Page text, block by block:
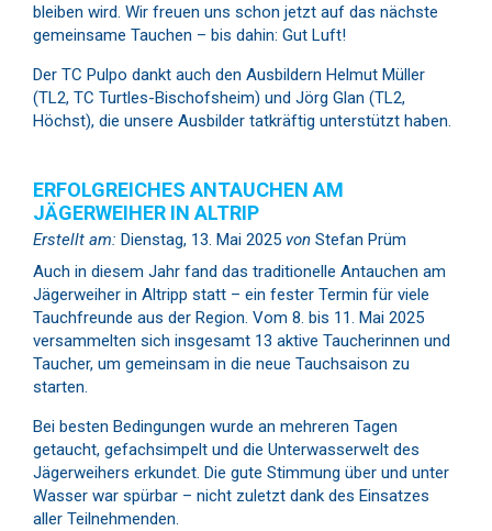
bleiben wird. Wir freuen uns schon jetzt auf das nächste
gemeinsame Tauchen – bis dahin: Gut Luft!
Der TC Pulpo dankt auch den Ausbildern Helmut Müller
(TL2, TC Turtles-Bischofsheim) und Jörg Glan (TL2,
Höchst), die unsere Ausbilder tatkräftig unterstützt haben.
ERFOLGREICHES ANTAUCHEN AM
JÄGERWEIHER IN ALTRIP
Erstellt am: Dienstag, 13. Mai 2025 von Stefan Prüm
Auch in diesem Jahr fand das traditionelle Antauchen am
Jägerweiher in Altripp statt – ein fester Termin für viele
Tauchfreunde aus der Region. Vom 8. bis 11. Mai 2025
versammelten sich insgesamt 13 aktive Taucherinnen und
Taucher, um gemeinsam in die neue Tauchsaison zu
starten.
Bei besten Bedingungen wurde an mehreren Tagen
getaucht, gefachsimpelt und die Unterwasserwelt des
Jägerweihers erkundet. Die gute Stimmung über und unter
Wasser war spürbar – nicht zuletzt dank des Einsatzes
aller Teilnehmenden.